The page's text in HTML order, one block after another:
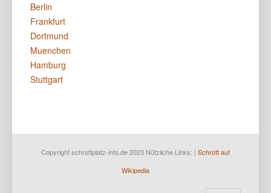
Berlin
Frankfurt
Dortmund
Muenchen
Hamburg
Stuttgart
Copyright schrottplatz-info.de 2023 Nützliche Links: | Schrott auf
Wikipedia